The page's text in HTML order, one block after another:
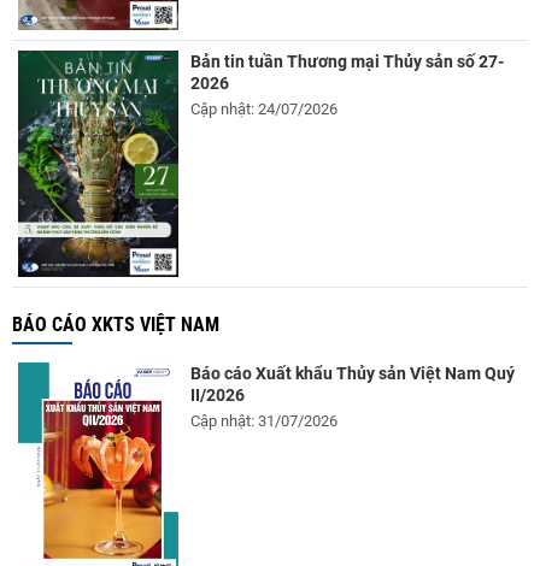
Bản tin tuần Thương mại Thủy sản số 27-
2026
Cập nhật: 24/07/2026
BÁO CÁO XKTS VIỆT NAM
Báo cáo Xuất khẩu Thủy sản Việt Nam Quý
II/2026
Cập nhật: 31/07/2026